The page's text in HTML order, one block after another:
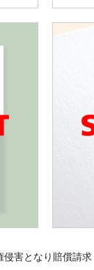
害となり賠償請求